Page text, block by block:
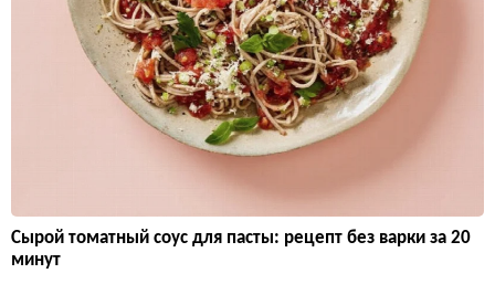
Сырой томатный соус для пасты: рецепт без варки за 20
минут